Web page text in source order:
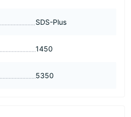
SDS-Plus
1450
5350